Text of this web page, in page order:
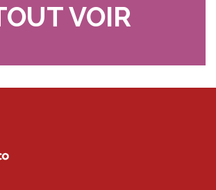
VOIR